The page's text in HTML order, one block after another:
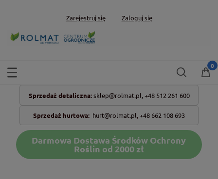
Zarejestruj się Zaloguj się
Sprzedaż detaliczna: sklep@rolmat.pl, +48 512 261 600
Sprzedaż hurtowa: hurt@rolmat.pl,+48 662 108 693
Darmowa Dostawa Środków Ochrony
Roślin od 2000 zł